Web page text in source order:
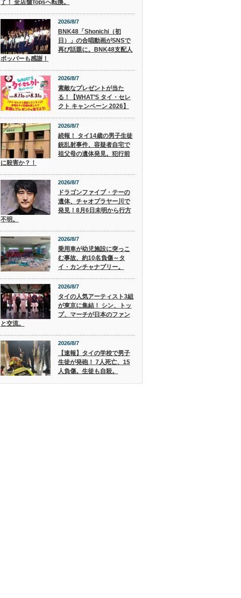
了！ 全店舗Topsへ転換。
2026/8/7
BNK48「Shonichi（初
日）」の合唱動画がSNSで
再び話題に。BNK48支配人
ポッパーも感謝！
2026/8/7
素敵なプレゼントが当た
る！【WHAT’S タイ・セレ
クト キャンペーン 2026】
2026/8/7
続報！ タイ14歳の男子生徒
銃乱射事件、容疑者自宅で
祖父母の遺体発見。犯行前
に殺害か？！
2026/8/7
ドラゴンファイブ・テーの
遺体、チャオプラヤー川で
発見！8月6日未明から行方
不明。
2026/8/7
乗用車が幼児施設に突っこ
む事故、約10名負傷～タ
イ・カンチャナブリー。
2026/8/7
タイの人気アーティスト3組
が東京に集結！ シン、トッ
プ、マーチが日本のファン
と交流。
2026/8/7
【速報】タイの学校で男子
生徒が発砲！ 7人死亡、15
人負傷。生徒も自殺。